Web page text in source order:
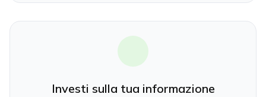
Investi sulla tua informazione